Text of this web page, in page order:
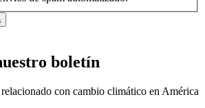
boletín
con cambio climático en América